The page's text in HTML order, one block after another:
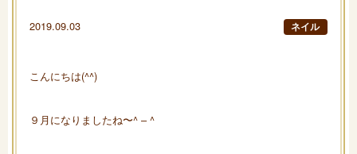
2019.09.03 ネイル
こんにちは(^^)
９月になりましたね〜^ – ^